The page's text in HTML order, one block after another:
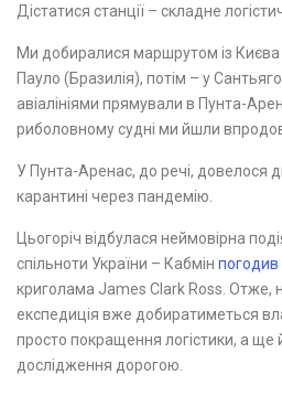
Дістатися станції – складне
Ми добиралися маршрутом із Києва
Пауло (Бразилія), потім – у
авіалініями прямували в Пунта-
риболовному судні ми йшли
У Пунта-Аренас, до речі, довелося
карантині через пандемію.
Цьогоріч відбулася неймовірна
спільноти України – Кабмін погодив
криголама James Clark Ross. Отже,
експедиція вже добиратиметься
просто покращення логістики, а ще
дослідження дорогою.